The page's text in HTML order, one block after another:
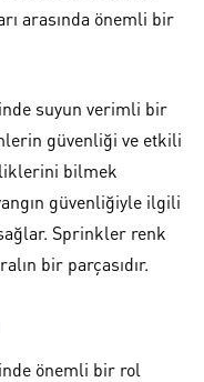
arasında önemli bir
suyun verimli bir
güvenliği ve etkili
bilmek
güvenliğiyle ilgili
Sprinkler renk
bir parçasıdır.
önemli bir rol